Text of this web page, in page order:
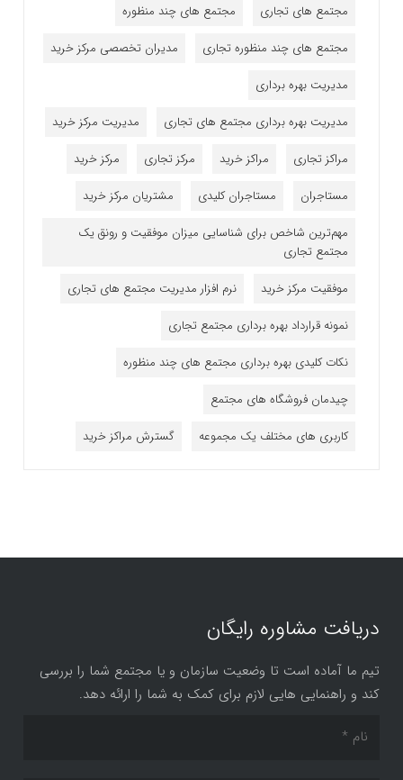
مجتمع های تجاری
مجتمع های چند منظوره
مجتمع های چند منظوره تجاری
مدیران تخصصی مرکز خرید
مدیریت بهره برداری
مدیریت بهره برداری مجتمع های تجاری
مدیریت مرکز خرید
مراکز تجاری
مراکز خرید مرکز تجاری
مرکز خرید
مستاجران
مستاجران کلیدی
مشتریان مرکز خرید
مهم‌ترین شاخص برای شناسایی میزان موفقیت و رونق یک
مجتمع تجاری
موفقیت مرکز خرید
نرم افزار مدیریت مجتمع های تجاری
نمونه قرارداد بهره برداری مجتمع تجاری
نکات کلیدی بهره برداری مجتمع های چند منظوره
چیدمان فروشگاه های مجتمع
کاربری های مختلف یک مجموعه
گسترش مراکز خرید
دریافت مشاوره رایگان
تیم ما آماده است تا وضعیت سازمان و یا مجتمع شما را بررسی
کند و راهنمایی هایی لازم برای کمک به شما را ارائه دهد.